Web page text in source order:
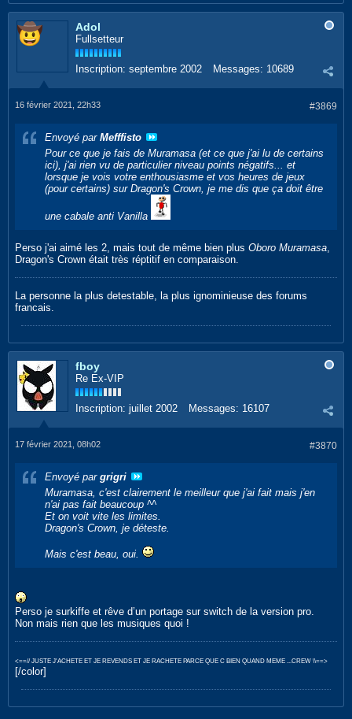
Adol
Fullsetteur
Inscription: septembre 2002 Messages: 10689
#3869
16 février 2021, 22h33
Envoyé par Mefffisto
Pour ce que je fais de Muramasa (et ce que j'ai lu de certains
ici), j'ai rien vu de particulier niveau points négatifs... et
lorsque je vois votre enthousiasme et vos heures de jeux
(pour certains) sur Dragon's Crown, je me dis que ça doit être
une cabale anti Vanilla
Perso j'ai aimé les 2, mais tout de même bien plus Oboro Muramasa,
Dragon's Crown était très réptitif en comparaison.
La personne la plus detestable, la plus ignominieuse des forums
francais.
fboy
Re Ex-VIP
Inscription: juillet 2002 Messages: 16107
#3870
17 février 2021, 08h02
Envoyé par grigri
Muramasa, c'est clairement le meilleur que j'ai fait mais j'en
n'ai pas fait beaucoup ^^
Et on voit vite les limites.
Dragon's Crown, je déteste.
Mais c'est beau, oui.
Perso je surkiffe et rêve d’un portage sur switch de la version pro.
Non mais rien que les musiques quoi !
<==// JUSTE J'ACHETE ET JE REVENDS ET JE RACHETE PARCE QUE C BIEN QUAND MEME ...CREW \\==>
[/color]